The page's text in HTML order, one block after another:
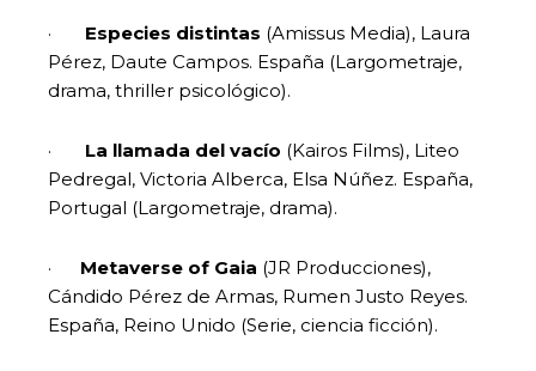
· Especies distintas (Amissus Media), Laura
Pérez, Daute Campos. España (Largometraje,
drama, thriller psicológico).
· La llamada del vacío (Kairos Films), Liteo
Pedregal, Victoria Alberca, Elsa Núñez. España,
Portugal (Largometraje, drama).
· Metaverse of Gaia (JR Producciones),
Cándido Pérez de Armas, Rumen Justo Reyes.
España, Reino Unido (Serie, ciencia ficción).